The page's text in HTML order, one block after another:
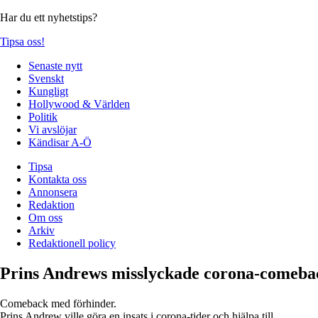
Har du ett nyhetstips?
Tipsa oss!
Senaste nytt
Svenskt
Kungligt
Hollywood & Världen
Politik
Vi avslöjar
Kändisar A-Ö
Tipsa
Kontakta oss
Annonsera
Redaktion
Om oss
Arkiv
Redaktionell policy
Prins Andrews misslyckade corona-
Comeback med förhinder.